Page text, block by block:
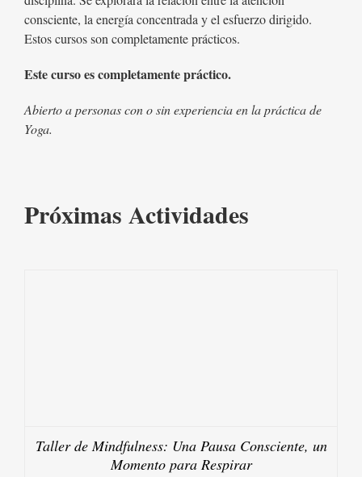
consciente, la energía concentrada y el esfuerzo dirigido.
Estos cursos son completamente prácticos.
Este curso es completamente práctico.
Abierto a personas con o sin experiencia en la práctica de
Yoga.
Próximas Actividades
Taller de Mindfulness: Una Pausa Consciente, un
Momento para Respirar